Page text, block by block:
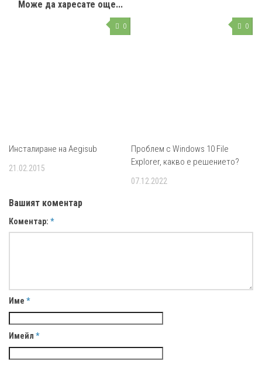
Може да харесате още...
0
Инсталиране на Aegisub
21.02.2015
0
Проблем с Windows 10 File
Explorer, какво е решението?
07.12.2022
Вашият коментар
Коментар: *
Име *
Имейл *